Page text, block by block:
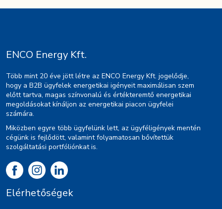
ENCO Energy Kft.
Több mint 20 éve jött létre az ENCO Energy Kft. jogelődje,
hogy a B2B ügyfelek energetikai igényeit maximálisan szem
előtt tartva, magas színvonalú és értékteremtő energetikai
megoldásokat kínáljon az energetikai piacon ügyfelei
számára.
Miközben egyre több ügyfelünk lett, az ügyféligények mentén
cégünk is fejlődött, valamint folyamatosan bővítettük
szolgáltatási portfóliónkat is.
Elérhetőségek